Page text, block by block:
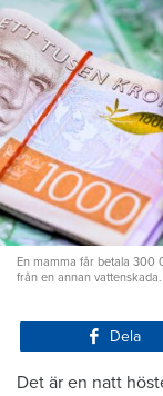
En mamma får betala 300
från en annan vattenskada.
Dela
Det är en natt